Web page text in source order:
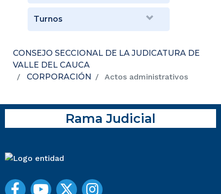
Turnos
CONSEJO SECCIONAL DE LA JUDICATURA DE
VALLE DEL CAUCA
CORPORACIÓN
Actos administrativos
Rama Judicial